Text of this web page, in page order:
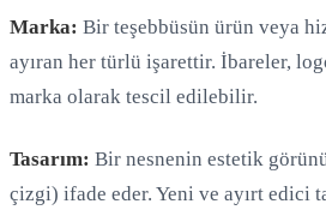
Marka: Bir teşebbüsün ürün veya
ayıran her türlü işarettir. İbareler,
marka olarak tescil edilebilir.
Tasarım: Bir nesnenin estetik
çizgi) ifade eder. Yeni ve ayırt edici